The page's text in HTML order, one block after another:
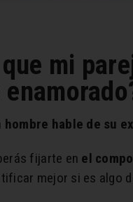
mi
hable de su
fijarte en el
mejor si es algo